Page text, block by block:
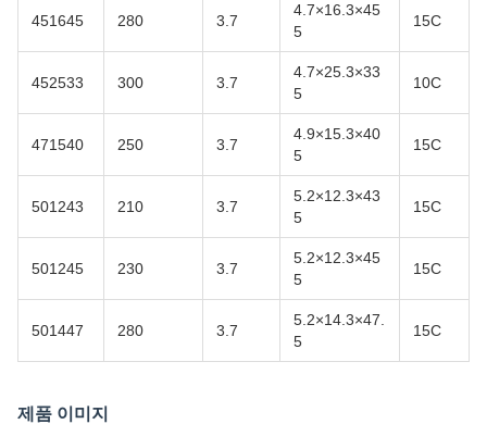
451645 280 3.7
4.7×16.3×45
5
15C
452533 300 3.7
4.7×25.3×33
5
10C
471540 250 3.7
4.9×15.3×40
5
15C
501243 210 3.7
5.2×12.3×43
5
15C
501245 230 3.7
5.2×12.3×45
5
15C
501447 280 3.7
5.2×14.3×47.
5
15C
제품 이미지